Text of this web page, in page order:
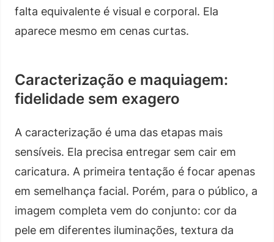
falta equivalente é visual e corporal. Ela
aparece mesmo em cenas curtas.
Caracterização e maquiagem:
fidelidade sem exagero
A caracterização é uma das etapas mais
sensíveis. Ela precisa entregar sem cair em
caricatura. A primeira tentação é focar apenas
em semelhança facial. Porém, para o público, a
imagem completa vem do conjunto: cor da
pele em diferentes iluminações, textura da